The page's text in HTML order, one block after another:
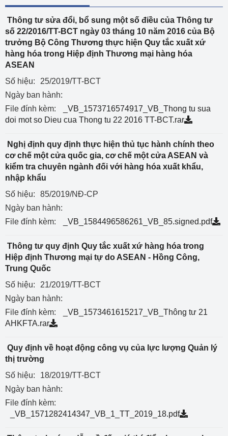
Thông tư sửa đổi, bổ sung một số điều của Thông tư
số 22/2016/TT-BCT ngày 03 tháng 10 năm 2016 của Bộ
trưởng Bộ Công Thương thực hiện Quy tắc xuất xứ
hàng hóa trong Hiệp định Thương mại hàng hóa
ASEAN
Số hiệu:
25/2019/TT-BCT
Ngày ban hành:
File đính kèm:
_VB_1573716574917_VB_Thong tu sua
doi mot so Dieu cua Thong tu 22 2016 TT-BCT.rar
Nghị định quy định thực hiện thủ tục hành chính theo
cơ chế một cửa quốc gia, cơ chế một cửa ASEAN và
kiểm tra chuyên ngành đối với hàng hóa xuất khẩu,
nhập khẩu
Số hiệu:
85/2019/NĐ-CP
Ngày ban hành:
File đính kèm:
_VB_1584496586261_VB_85.signed.pdf
Thông tư quy định Quy tắc xuất xứ hàng hóa trong
Hiệp định Thương mại tự do ASEAN - Hồng Công,
Trung Quốc
Số hiệu:
21/2019/TT-BCT
Ngày ban hành:
File đính kèm:
_VB_1573461615217_VB_Thông tư 21
AHKFTA.rar
Quy định về hoạt động công vụ của lực lượng Quản lý
thị trường
Số hiệu:
18/2019/TT-BCT
Ngày ban hành:
File đính kèm:
_VB_1571282414347_VB_1_TT_2019_18.pdf